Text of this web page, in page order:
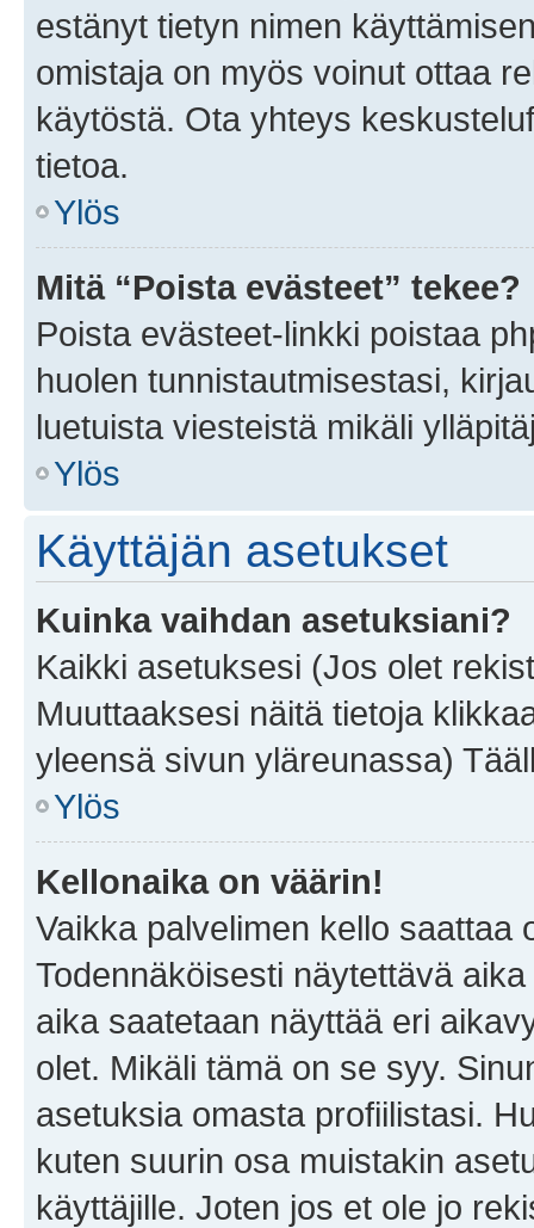
estänyt tietyn nimen
omistaja on myös voinut ottaa
käytöstä. Ota yhteys
tietoa.
Ylös
Mitä “Poista evästeet” tekee?
Poista evästeet-linkki poistaa
huolen tunnistautmisestasi,
luetuista viesteistä mikäli
Ylös
Käyttäjän asetukset
Kuinka vaihdan asetuksiani?
Kaikki asetuksesi (Jos olet
Muuttaaksesi näitä tietoja
yleensä sivun yläreunassa)
Ylös
Kellonaika on väärin!
Vaikka palvelimen kello saattaa
Todennäköisesti näytettävä
aika saatetaan näyttää eri
olet. Mikäli tämä on se syy.
asetuksia omasta profiilistasi.
kuten suurin osa muistakin
käyttäjille. Joten jos et ole jo